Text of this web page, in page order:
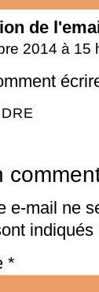
de
2014 à 15
e-mail ne
indiqués
*